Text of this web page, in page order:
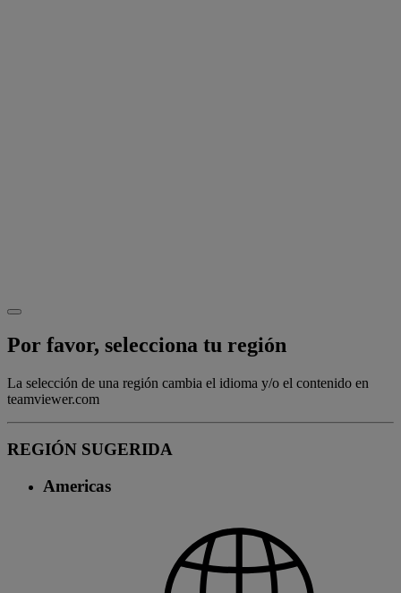
Por favor, selecciona tu región
La selección de una región cambia el idioma y/o el contenido en
teamviewer.com
REGIÓN SUGERIDA
Americas